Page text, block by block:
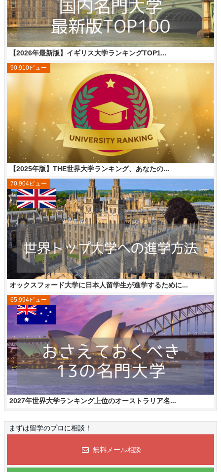
【2026年最新版】イギリス大学ランキングTOP1...
【2025年版】THE世界大学ランキング、あなたの...
90,910ビュー
オックスフォード大学に日本人留学生が進学するために...
70,904ビュー
2027年世界大学ランキング上位のオーストラリア名...
65,994ビュー
まずは留学のプロに相談！
無料メール相談